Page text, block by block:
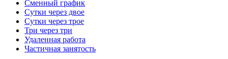
Сменный график
Сутки через двое
Сутки через трое
Три через три
Удаленная работа
Частичная занятость